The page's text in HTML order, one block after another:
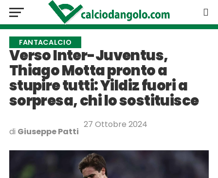
FANTACALCIO
Verso Inter-Juventus,
Thiago Motta pronto a
stupire tutti: Yildiz fuori a
sorpresa, chi lo sostituisce
di Giuseppe Patti
27 Ottobre 2024